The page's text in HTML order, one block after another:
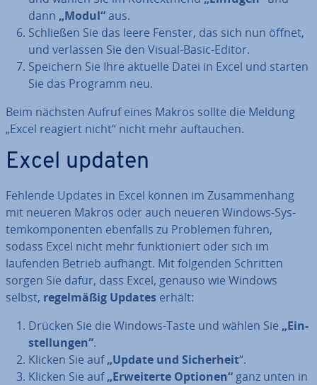
dann „Modul“aus.
Schließen Sie das leere Fenster, das sich nun öffnet,
und verlassen Sie den Visual-Basic-Editor.
Speichern Sie Ihre aktuelle Datei in Excel und starten
Sie das Programm neu.
Beim nächsten Aufruf eines Makros sollte die Meldung
„Excel reagiert nicht“ nicht mehr auf­tau­chen.
Excel updaten
Fehlende Updates in Excel können im Zu­sam­men­hang
mit neueren Makros oder auch neueren Windows-Sys­
tem­kom­po­nen­ten ebenfalls zu Problemen führen,
sodass Excel nicht mehr funk­tio­niert oder sich im
laufenden Betrieb aufhängt. Mit folgenden Schritten
sorgen Sie dafür, dass Excel, genauso wie Windows
selbst, re­gel­mä­ßig Updates erhält:
Drücken Sie die Windows-Taste und wählen Sie „Ein­
stel­lun­gen“.
Klicken Sie auf„Update und Si­cher­heit“.
Klicken Sie auf„Er­wei­ter­te Optionen“ ganz unten in